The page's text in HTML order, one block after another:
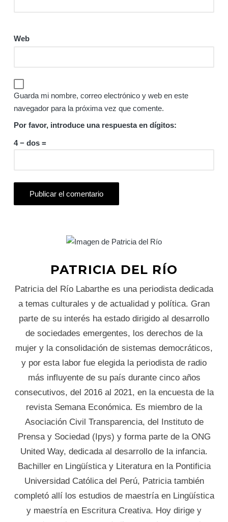
Web
Guarda mi nombre, correo electrónico y web en este
navegador para la próxima vez que comente.
Por favor, introduce una respuesta en dígitos:
4 − dos =
PATRICIA DEL RÍO
Patricia del Río Labarthe es una periodista dedicada
a temas culturales y de actualidad y política. Gran
parte de su interés ha estado dirigido al desarrollo
de sociedades emergentes, los derechos de la
mujer y la consolidación de sistemas democráticos,
y por esta labor fue elegida la periodista de radio
más influyente de su país durante cinco años
consecutivos, del 2016 al 2021, en la encuesta de la
revista Semana Económica. Es miembro de la
Asociación Civil Transparencia, del Instituto de
Prensa y Sociedad (Ipys) y forma parte de la ONG
United Way, dedicada al desarrollo de la infancia.
Bachiller en Lingüística y Literatura en la Pontificia
Universidad Católica del Perú, Patricia también
completó allí los estudios de maestría en Lingüística
y maestría en Escritura Creativa. Hoy dirige y